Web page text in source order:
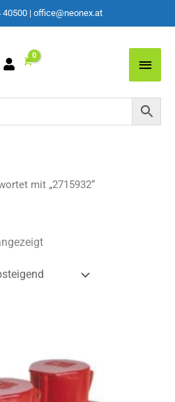
40500 | office@neonex.at
Main
mit „2715932“